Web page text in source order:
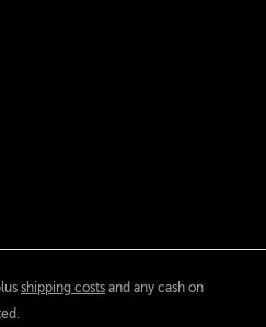
shipping costs and any cash on